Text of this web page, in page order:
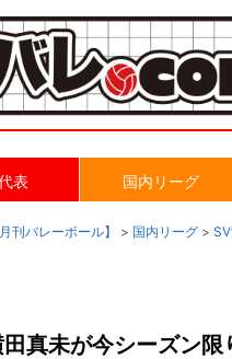
表 国内リーグ
刊バレーボール】 > 国内リーグ >
真未が今シーズン限